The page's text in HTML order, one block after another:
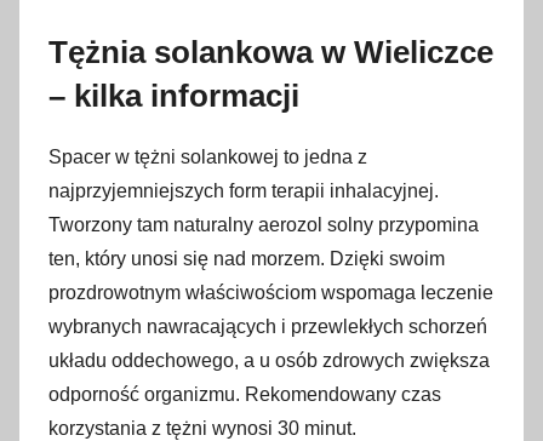
Tężnia solankowa w Wieliczce
– kilka informacji
Spacer w tężni solankowej to jedna z
najprzyjemniejszych form terapii inhalacyjnej.
Tworzony tam naturalny aerozol solny przypomina
ten, który unosi się nad morzem. Dzięki swoim
prozdrowotnym właściwościom wspomaga leczenie
wybranych nawracających i przewlekłych schorzeń
układu oddechowego, a u osób zdrowych zwiększa
odporność organizmu. Rekomendowany czas
korzystania z tężni wynosi 30 minut.